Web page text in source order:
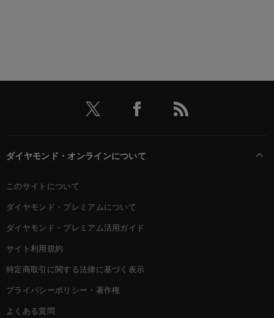
ダイヤモンド・オンラインについて
このサイトについて
ダイヤモンド・プレミアムについて
ダイヤモンド・プレミアム活用ガイド
サイト利用規約
特定商取引に関する法律に基づく表示
プライバシーポリシー・著作権
よくある質問